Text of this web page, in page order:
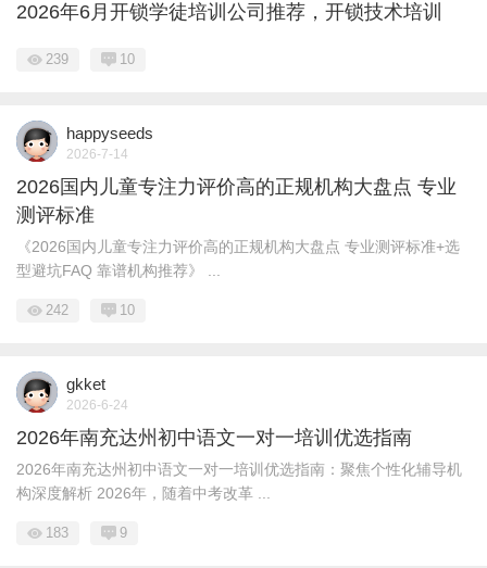
2026年6月开锁学徒培训公司推荐，开锁技术培训
239 10
happyseeds
2026-7-14
2026国内儿童专注力评价高的正规机构大盘点 专业
测评标准
《2026国内儿童专注力评价高的正规机构大盘点 专业测评标准+选
型避坑FAQ 靠谱机构推荐》 ...
242 10
gkket
2026-6-24
2026年南充达州初中语文一对一培训优选指南
2026年南充达州初中语文一对一培训优选指南：聚焦个性化辅导机
构深度解析 2026年，随着中考改革 ...
183 9